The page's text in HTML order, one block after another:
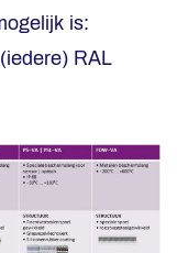
is:
RAL